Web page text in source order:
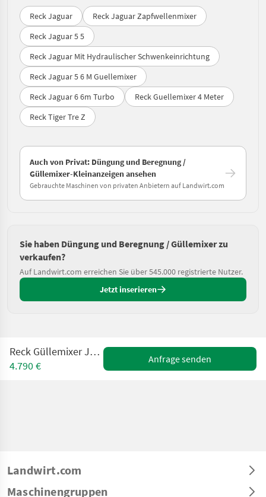
Reck Jaguar
Reck Jaguar Zapfwellenmixer
Reck Jaguar 5 5
Reck Jaguar Mit Hydraulischer Schwenkeinrichtung
Reck Jaguar 5 6 M Guellemixer
Reck Jaguar 6 6m Turbo
Reck Guellemixer 4 Meter
Reck Tiger Tre Z
Auch von Privat: Düngung und Beregnung /
Güllemixer-Kleinanzeigen ansehen
Gebrauchte Maschinen von privaten Anbietern auf Landwirt.com
Sie haben Düngung und Beregnung / Güllemixer zu
verkaufen?
Auf Landwirt.com erreichen Sie über 545.000 registrierte Nutzer.
Jetzt inserieren
Reck Güllemixer Jaguar 5.6 und 6.6
4.790 €
Anfrage senden
Landwirt.com
Maschinengruppen